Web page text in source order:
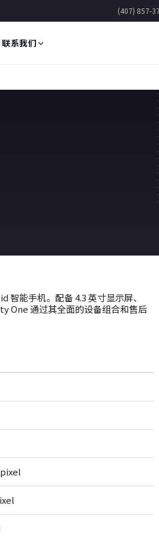
(407) 857-
联系我们
能手机。配备 4.3 英寸显示屏、
One 通过其全面的设备组合和售后